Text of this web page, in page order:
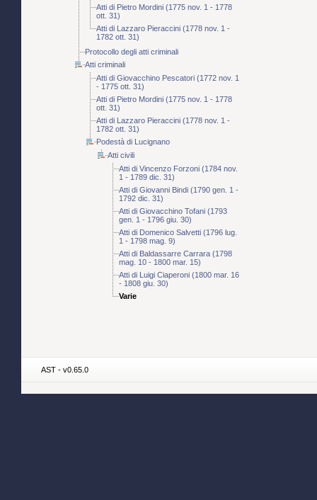
Atti di Pietro Mordini (1775 nov. 1 - 1778
ott. 31)
Atti di Lazzaro Pieraccini (1778 nov. 1 -
1782 ott. 31)
Protocollo degli atti criminali
Atti criminali
Atti di Giovacchino Pescatori (1772 nov. 1
- 1775 ott. 31)
Atti di Pietro Mordini (1775 nov. 1 - 1778
ott. 31)
Atti di Lazzaro Pieraccini (1778 nov. 1 -
1782 ott. 31)
Podestà di Lucignano
Atti civili
Atti di Vincenzo Forzoni (1784 nov.
1 - 1789 dic. 31)
Atti di Giovanni Bindi (1790 gen. 1 -
1792 dic. 31)
Atti di Giovacchino Tofani (1793
gen. 1 - 1796 giu. 30)
Atti di Domenico Salvetti (1796 lug.
1 - 1798 mag. 9)
Atti di Baldassarre Carrara (1798
mag. 10 - 1800 mar. 15)
Atti di Luigi Ciaperoni (1800 mar. 16
- 1808 giu. 30)
Varie
AST - v0.65.0